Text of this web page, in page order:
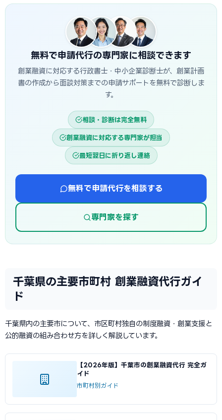
無料で申請代行の専門家に相談できます
創業融資に対応する行政書士・中小企業診断士が、創業計画
書の作成から面談対策までの申請サポートを無料で診断しま
す。
相談・診断は完全無料
創業融資に対応する専門家が担当
最短翌日に折り返し連絡
無料で申請代行を相談する
専門家を探す
千葉県の主要市町村 創業融資代行ガイ
ド
千葉県内の主要市について、市区町村独自の制度融資・創業支援と
公的融資の組み合わせ方を詳しく解説しています。
【2026年版】千葉市の創業融資代行 完全ガ
イド
市町村別ガイド